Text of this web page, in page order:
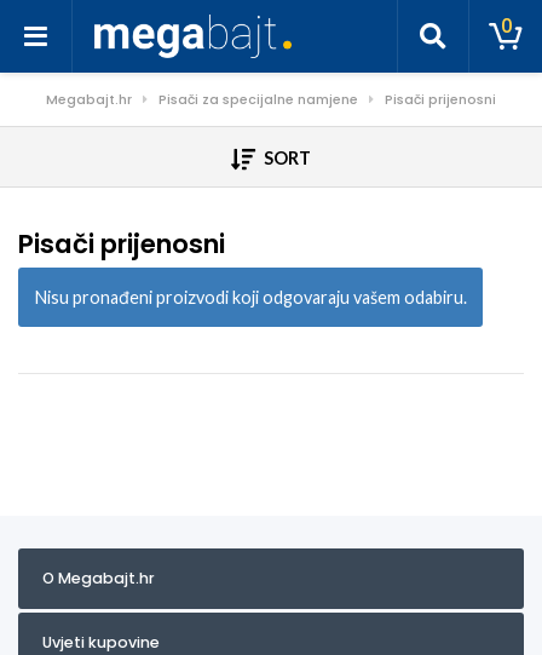
0
Megabajt.hr Pisači za specijalne namjene Pisači prijenosni
SORT
Pisači prijenosni
Nisu pronađeni proizvodi koji odgovaraju vašem odabiru.
O Megabajt.hr
Uvjeti kupovine